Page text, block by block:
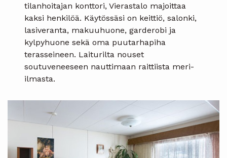
tilanhoitajan konttori, Vierastalo majoittaa
kaksi henkilöä. Käytössäsi on keittiö, salonki,
lasiveranta, makuuhuone, garderobi ja
kylpyhuone sekä oma puutarhapiha
terasseineen. Laiturilta nouset
soutuveneeseen nauttimaan raittiista meri-
ilmasta.